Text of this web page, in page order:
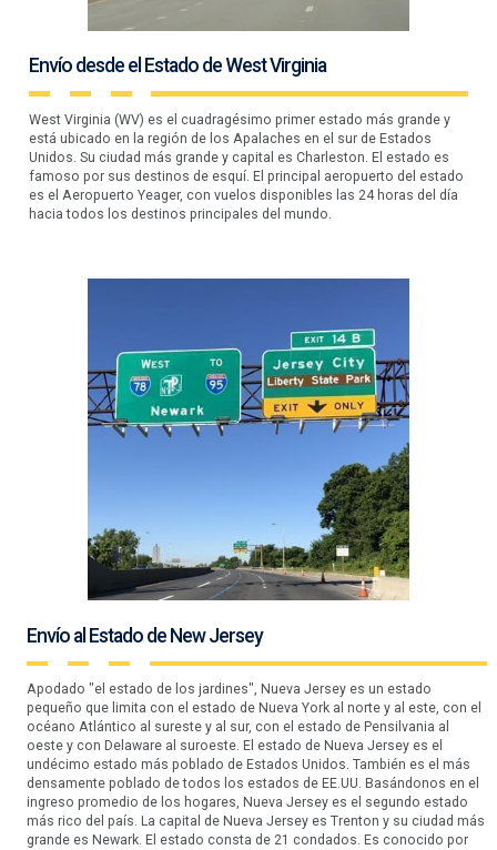
Envío desde el Estado de West Virginia
West Virginia (WV) es el cuadragésimo primer estado más grande y
está ubicado en la región de los Apalaches en el sur de Estados
Unidos. Su ciudad más grande y capital es Charleston. El estado es
famoso por sus destinos de esquí. El principal aeropuerto del estado
es el Aeropuerto Yeager, con vuelos disponibles las 24 horas del día
hacia todos los destinos principales del mundo.
Envío al Estado de New Jersey
Apodado "el estado de los jardines", Nueva Jersey es un estado
pequeño que limita con el estado de Nueva York al norte y al este, con el
océano Atlántico al sureste y al sur, con el estado de Pensilvania al
oeste y con Delaware al suroeste. El estado de Nueva Jersey es el
undécimo estado más poblado de Estados Unidos. También es el más
densamente poblado de todos los estados de EE.UU. Basándonos en el
ingreso promedio de los hogares, Nueva Jersey es el segundo estado
más rico del país. La capital de Nueva Jersey es Trenton y su ciudad más
grande es Newark. El estado consta de 21 condados. Es conocido por